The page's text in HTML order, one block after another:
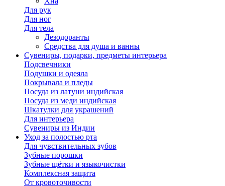
Для рук
Для ног
Для тела
Дезодоранты
Средства для душа и ванны
Сувениры, подарки, предметы интерьера
Подсвечники
Подушки и одеяла
Покрывала и пледы
Посуда из латуни индийская
Посуда из меди индийская
Шкатулки для украшений
Для интерьера
Сувениры из Индии
Уход за полостью рта
Для чувствительных зубов
Зубные порошки
Зубные щётки и языкочистки
Комплексная защита
От кровоточивости